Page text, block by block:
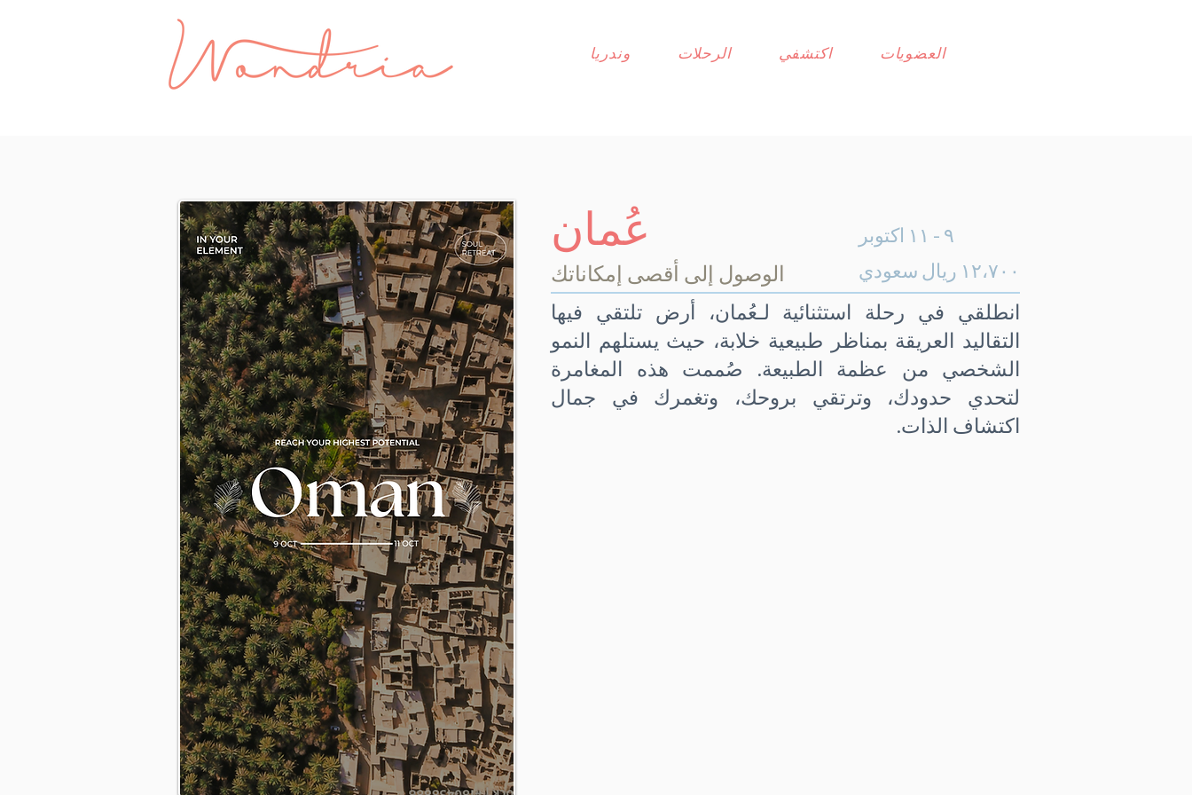
وندريا الرحلات اكتشفي العضويات
عُمان
الوصول إلى أقصى إمكاناتك
٩ - ١١ اكتوبر
١٢،٧٠٠ ريال سعودي
انطلقي في رحلة استثنائية لـعُمان، أرض تلتقي فيها
التقاليد العريقة بمناظر طبيعية خلابة، حيث يستلهم النمو
الشخصي من عظمة الطبيعة. صُممت هذه المغامرة
لتحدي حدودك، وترتقي بروحك، وتغمرك في جمال
اكتشاف الذات.